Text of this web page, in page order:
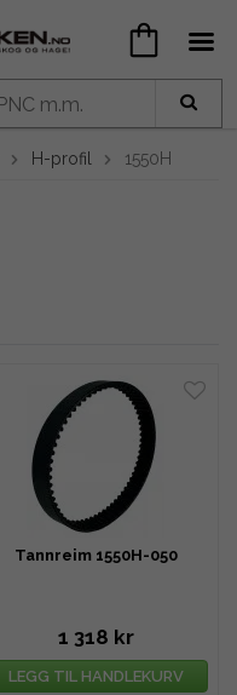
H-profil 1550H
Tannreim 1550H-050
1 318 kr
LEGG TIL HANDLEKURV